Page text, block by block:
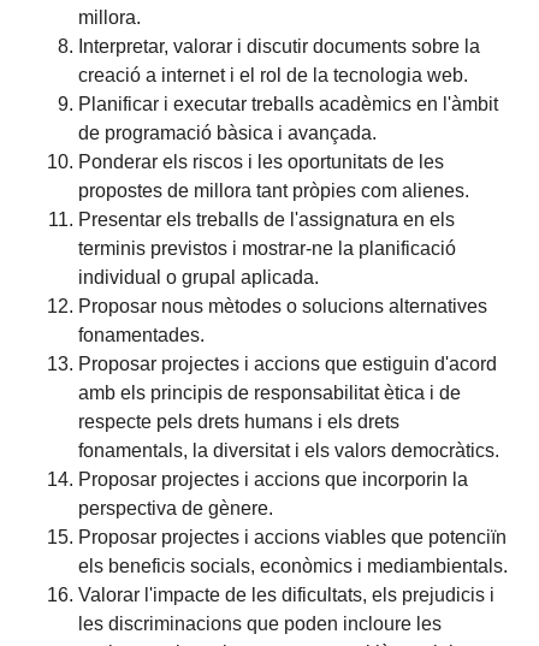
millora.
Interpretar, valorar i discutir documents sobre la
creació a internet i el rol de la tecnologia web.
Planificar i executar treballs acadèmics en l'àmbit
de programació bàsica i avançada.
Ponderar els riscos i les oportunitats de les
propostes de millora tant pròpies com alienes.
Presentar els treballs de l'assignatura en els
terminis previstos i mostrar-ne la planificació
individual o grupal aplicada.
Proposar nous mètodes o solucions alternatives
fonamentades.
Proposar projectes i accions que estiguin d'acord
amb els principis de responsabilitat ètica i de
respecte pels drets humans i els drets
fonamentals, la diversitat i els valors democràtics.
Proposar projectes i accions que incorporin la
perspectiva de gènere.
Proposar projectes i accions viables que potenciïn
els beneficis socials, econòmics i mediambientals.
Valorar l'impacte de les dificultats, els prejudicis i
les discriminacions que poden incloure les